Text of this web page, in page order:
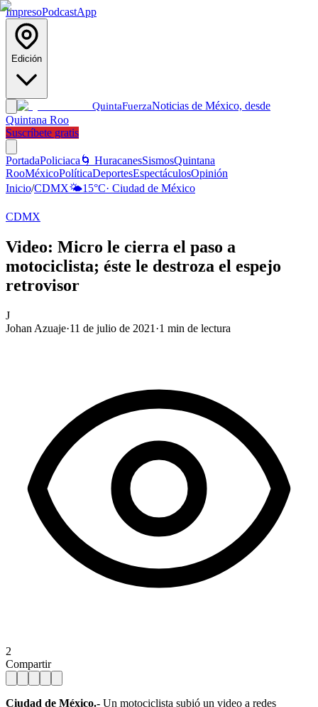
ImpresoPodcastApp
Edición
QuintaFuerzaNoticias de México, desde
Quintana Roo
Suscríbete gratis
PortadaPoliciaca 🌀 HuracanesSismosQuintana
RooMéxicoPolíticaDeportesEspectáculosOpinión
Inicio/CDMX🌤️15°C· Ciudad de México
CDMX
Video: Micro le cierra el paso a
motociclista; éste le destroza el espejo
retrovisor
J
Johan Azuaje·11 de julio de 2021 ·1 min de lectura
2
Compartir
Ciudad de México.- Un motociclista subió un video a redes